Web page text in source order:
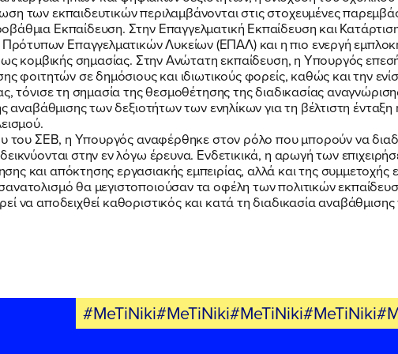
ΚΙ ΕΣΥ
των εκπαιδευτικών περιλαμβάνονται στις στοχευμένες
Εκπαίδευση. Στην Επαγγελματική Εκπαίδευση και
Επαγγελματικών Λυκείων (ΕΠΑΛ) και η πιο ενεργή
ως κομβικής σημασίας. Στην Ανώτατη εκπαίδευση, η Υπουργός
φοιτητών σε δημόσιους και ιδιωτικούς φορείς, καθώς και την
τόνισε τη σημασία της θεσμοθέτησης της διαδικασίας
των δεξιοτήτων των ενηλίκων για τη βέλτιστη ένταξη
του ΣΕΒ, η Υπουργός αναφέρθηκε στον ρόλο που μπορούν να
στην εν λόγω έρευνα. Ενδετικικά, η αρωγή των
και απόκτησης εργασιακής εμπειρίας, αλλά και της συμμετοχής
θα μεγιστοποιούσαν τα οφέλη των πολιτικών
να αποδειχθεί καθοριστικός και κατά τη διαδικασία